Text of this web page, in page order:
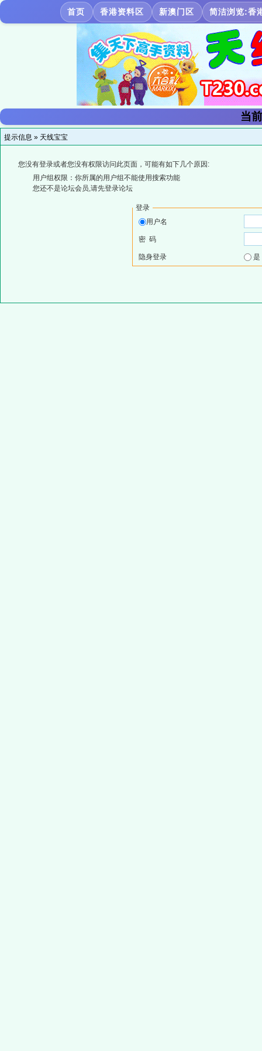
首页 香港资料区 新澳门区 简洁浏览:香
当
提示信息 » 天线宝宝
您没有登录或者您没有权限访问此页面，可能有如下几个原因:
用户组权限：你所属的用户组不能使用搜索功能
您还不是论坛会员,请先登录论坛
登录
用户名
密 码
隐身登录